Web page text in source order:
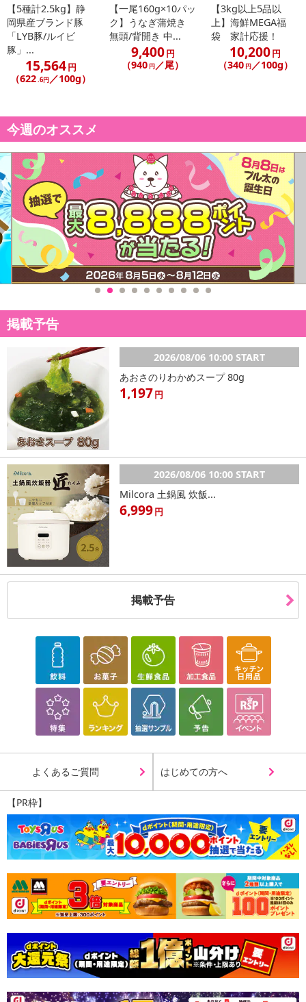
る場合がございます。
また、[新たな加工食品の原料原産地表示制度]の経過措置期間の終
了により、商品詳細内に記載の原産国・原材料の表記が旧表記の場
合がございます。
あらかじめご了承いただいた上でお申込みください。なお、本理由
によるお申込み後のキャンセル・返品交換は対応いたしかねます。
【お支払いについて】
※送料はお試し費用に含まれております。
※d払い、PayPay、au PAY、au PAY（auかんたん決済）、ソフトバ
ンクまとめて支払い、楽天ペイ、メルペイ、AEON Pay、Amazon
Payでお支払いの場合、決済のため外部サイトへ遷移します。
※予約商品は決済手段ごとに定められた決済期限日にお支払いを完
了することがございます。ご了承いただいたうえでお申し込みくだ
さい。
【配送伝票番号について】
※配送形態がメール便の商品については、商品の発送完了後、配送
伝票番号がマイページに表示されない場合もございます。
【配送日時の指定について】
※配送日時の指定が可能な商品の場合、商品によってご指定できる
配送日、配送時間が異なる可能性がございます。
カート機能をご利用の場合は、配送日時指定をご利用いただけませ
ん。
発送日カレンダー
休業日
こちらの情報は2026年07月09日時点での情報となります。
【5種計2.5kg】静
岡県産ブランド豚
「LYB豚/ルイビ
豚」...
15,564円
（622.6円／100g）
【一尾160g×10パッ
ク】うなぎ蒲焼き
無頭/背開き 中...
9,400円
（940 円／尾）
【3kg以上5品以
上】海鮮MEGA福
袋 家計応援！
10,200円
（340 円／100g）
今週のオススメ
掲載予告
2026/08/06 10:00 START
あおさのりわかめスープ 80g
1,197円
2026/08/06 10:00 START
Milcora 土鍋風 炊飯...
6,999円
掲載予告
よくあるご質問 はじめての方へ
【PR枠】